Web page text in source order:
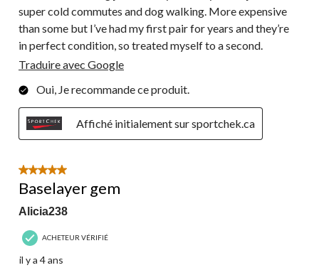
super cold commutes and dog walking. More expensive
than some but I’ve had my first pair for years and they’re
in perfect condition, so treated myself to a second.
Traduire avec Google
Oui, Je recommande ce produit.
Affiché initialement sur sportchek.ca
5 étoile(s) sur 5.
Baselayer gem
Alicia238
ACHETEUR VÉRIFIÉ
il y a 4 ans